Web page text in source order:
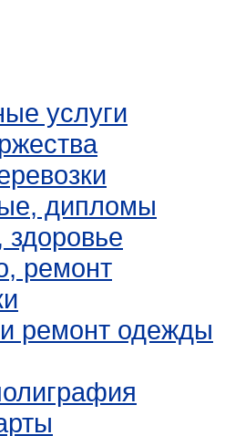
услуги
дипломы
здоровье
ремонт
ремонт одежды